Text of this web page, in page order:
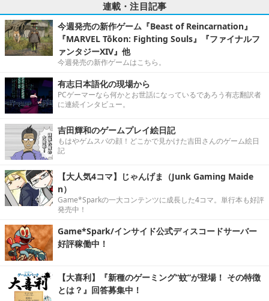
連載・注目記事
今週発売の新作ゲーム『Beast of Reincarnation』
『MARVEL Tōkon: Fighting Souls』『ファイナルフ
ァンタジーXIV』他
今週発売の新作ゲームはこちら。
有志日本語化の現場から
PCゲーマーなら何かとお世話になっているであろう有志翻訳者
に連続インタビュー。
吉田輝和のゲームプレイ絵日記
もはやゲムスパの顔！どこかで見かけた吉田さんのゲーム絵日
記
【大人気4コマ】じゃんげま（Junk Gaming Maide
n）
Game*Sparkの一大コンテンツに成長した4コマ。単行本も好評
発売中！
Game*Spark/インサイド公式ディスコードサーバー
好評稼働中！
【大喜利】『新種のゲーミング“蚊”が登場！ その特徴
とは？』回答募集中！